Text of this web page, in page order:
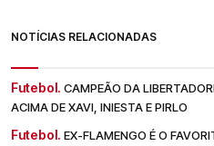
NOTÍCIAS RELACIONADAS
Futebol. CAMPEÃO DA
ACIMA DE XAVI, INIESTA E PIRLO
Futebol. EX-FLAMENGO É O